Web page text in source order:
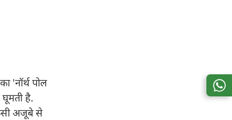
'नॉर्थ पोल
घूमती है.
अजूबे से